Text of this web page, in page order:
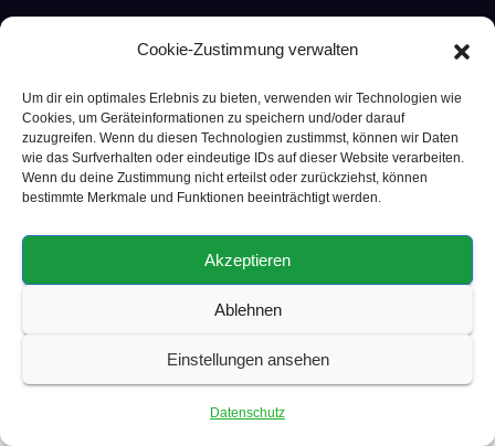
Cookie-Zustimmung verwalten
Um dir ein optimales Erlebnis zu bieten, verwenden wir Technologien wie
Cookies, um Geräteinformationen zu speichern und/oder darauf
zuzugreifen. Wenn du diesen Technologien zustimmst, können wir Daten
wie das Surfverhalten oder eindeutige IDs auf dieser Website verarbeiten.
Wenn du deine Zustimmung nicht erteilst oder zurückziehst, können
bestimmte Merkmale und Funktionen beeinträchtigt werden.
Akzeptieren
Ablehnen
Einstellungen ansehen
Datenschutz
© Copyright 2024 Smart Home Blog
Datenschutz Impressum